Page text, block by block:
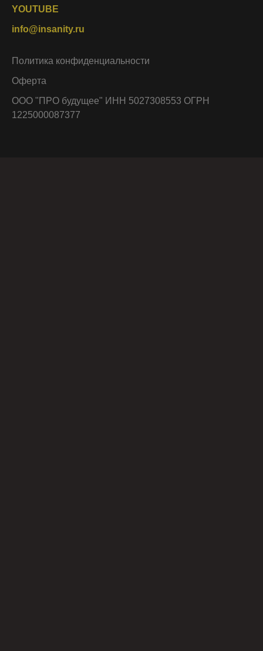
YOUTUBE
info@insanity.ru
Политика конфиденциальности
Оферта
ООО "ПРО будущее" ИНН 5027308553 ОГРН
1225000087377